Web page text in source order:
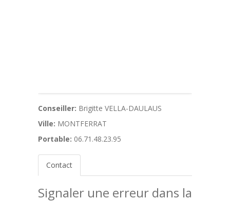
Conseiller: Brigitte VELLA-DAULAUS
Ville: MONTFERRAT
Portable: 06.71.48.23.95
Contact
Signaler une erreur dans la